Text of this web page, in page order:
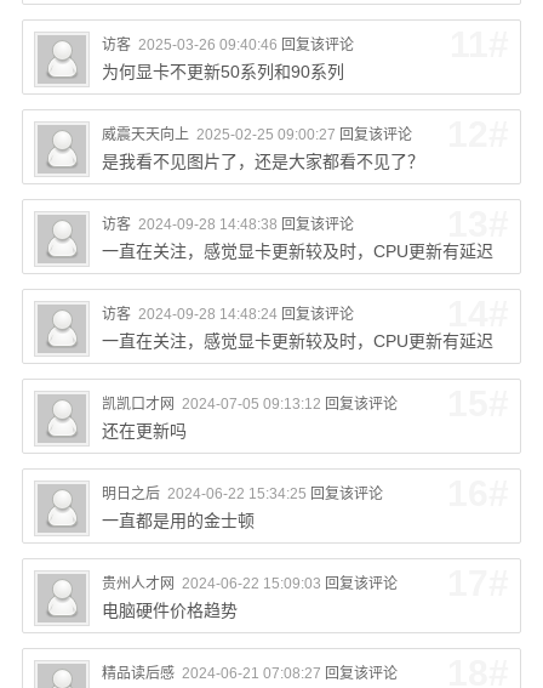
访客 2025-03-26 09:40:46 回复该评论
为何显卡不更新50系列和90系列
威震天天向上 2025-02-25 09:00:27 回复该评论
是我看不见图片了，还是大家都看不见了？
访客 2024-09-28 14:48:38 回复该评论
一直在关注，感觉显卡更新较及时，CPU更新有延迟
访客 2024-09-28 14:48:24 回复该评论
一直在关注，感觉显卡更新较及时，CPU更新有延迟
凯凯口才网 2024-07-05 09:13:12 回复该评论
还在更新吗
明日之后 2024-06-22 15:34:25 回复该评论
一直都是用的金士顿
贵州人才网 2024-06-22 15:09:03 回复该评论
电脑硬件价格趋势
精品读后感 2024-06-21 07:08:27 回复该评论